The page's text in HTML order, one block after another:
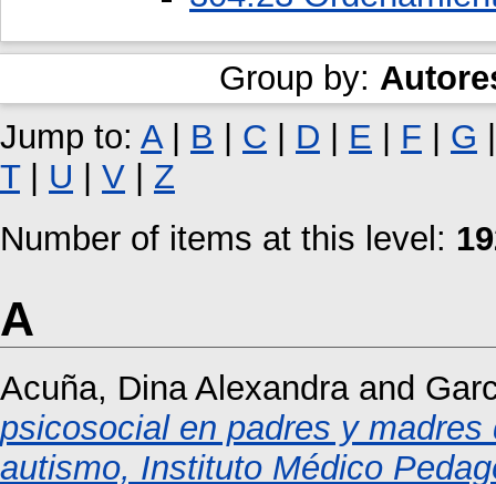
Group by:
Jump to: A| B | C | D | E | F | G
T| U | V | Z
Number of items at this level:
A
Acuña, Dina Alexandraand
psicosocial en padres y
autismo, Instituto Médico